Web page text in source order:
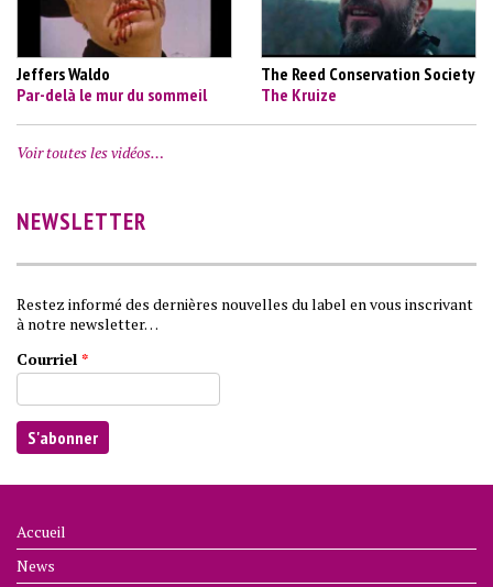
Jeffers Waldo
Par-delà le mur du sommeil
The Reed Conservation Society
The Kruize
Voir toutes les vidéos…
NEWSLETTER
Restez informé des dernières nouvelles du label en vous inscrivant
à notre newsletter…
Courriel *
Accueil
News